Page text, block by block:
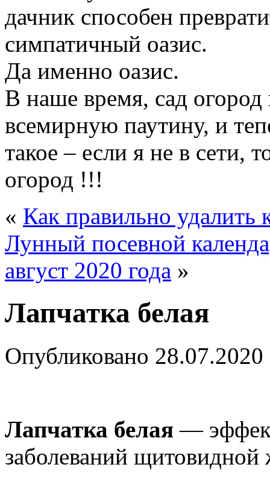
дачник способен
симпатичный оазис.
Да именно оазис.
В наше время, сад огород
всемирную паутину, и
такое – если я не в сети,
огород !!!
« Как правильно удалить
Лунный посевной
август 2020 года »
Лапчатка белая
Опубликовано 28.07.2020
Лапчатка белая —
заболеваний щитовидной